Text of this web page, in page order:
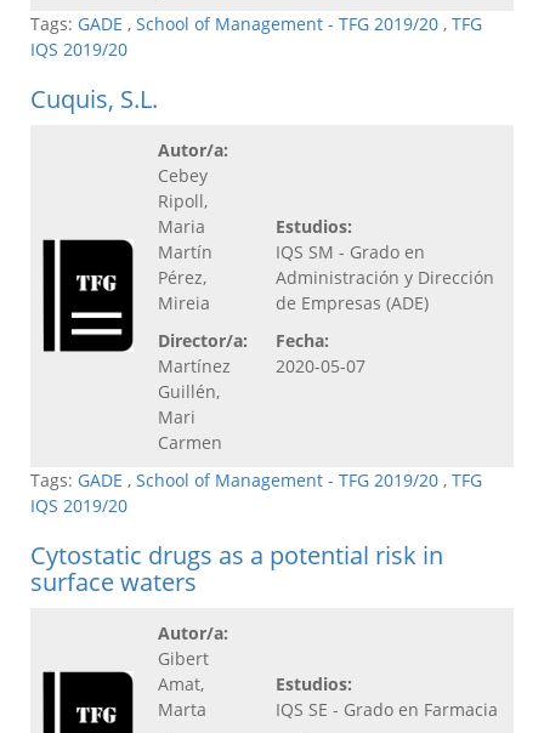
Tags: GADE , School of Management - TFG 2019/20 , TFG
IQS 2019/20
Cuquis, S.L.
Autor/a:
Cebey
Ripoll,
Maria
Martín
Pérez,
Mireia
Director/a:
Martínez
Guillén,
Mari
Carmen
Estudios:
IQS SM - Grado en
Administración y Dirección
de Empresas (ADE)
Fecha:
2020-05-07
Tags: GADE , School of Management - TFG 2019/20 , TFG
IQS 2019/20
Cytostatic drugs as a potential risk in
surface waters
Autor/a:
Gibert
Amat,
Marta
Estudios:
IQS SE - Grado en Farmacia